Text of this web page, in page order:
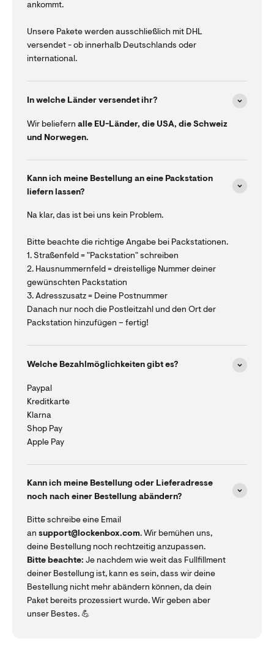
ankommt.
Unsere Pakete werden ausschließlich mit DHL
versendet - ob innerhalb Deutschlands oder
international.
In welche Länder versendet ihr?
Wir beliefern alle EU-Länder, die USA, die Schweiz
und Norwegen.
Kann ich meine Bestellung an eine Packstation
liefern lassen?
Na klar, das ist bei uns kein Problem.
Bitte beachte die richtige Angabe bei Packstationen.
1. Straßenfeld = "Packstation" schreiben
2. Hausnummernfeld = dreistellige Nummer deiner
gewünschten Packstation
3. Adresszusatz = Deine Postnummer
Danach nur noch die Postleitzahl und den Ort der
Packstation hinzufügen – fertig!
Welche Bezahlmöglichkeiten gibt es?
Paypal
Kreditkarte
Klarna
Shop Pay
Apple Pay
Kann ich meine Bestellung oder Lieferadresse
noch nach einer Bestellung abändern?
Bitte schreibe eine Email
an support@lockenbox.com. Wir bemühen uns,
deine Bestellung noch rechtzeitig anzupassen.
Bitte beachte: Je nachdem wie weit das Fullfillment
deiner Bestellung ist, kann es sein, dass wir deine
Bestellung nicht mehr abändern können, da dein
Paket bereits prozessiert wurde. Wir geben aber
unser Bestes. 💪